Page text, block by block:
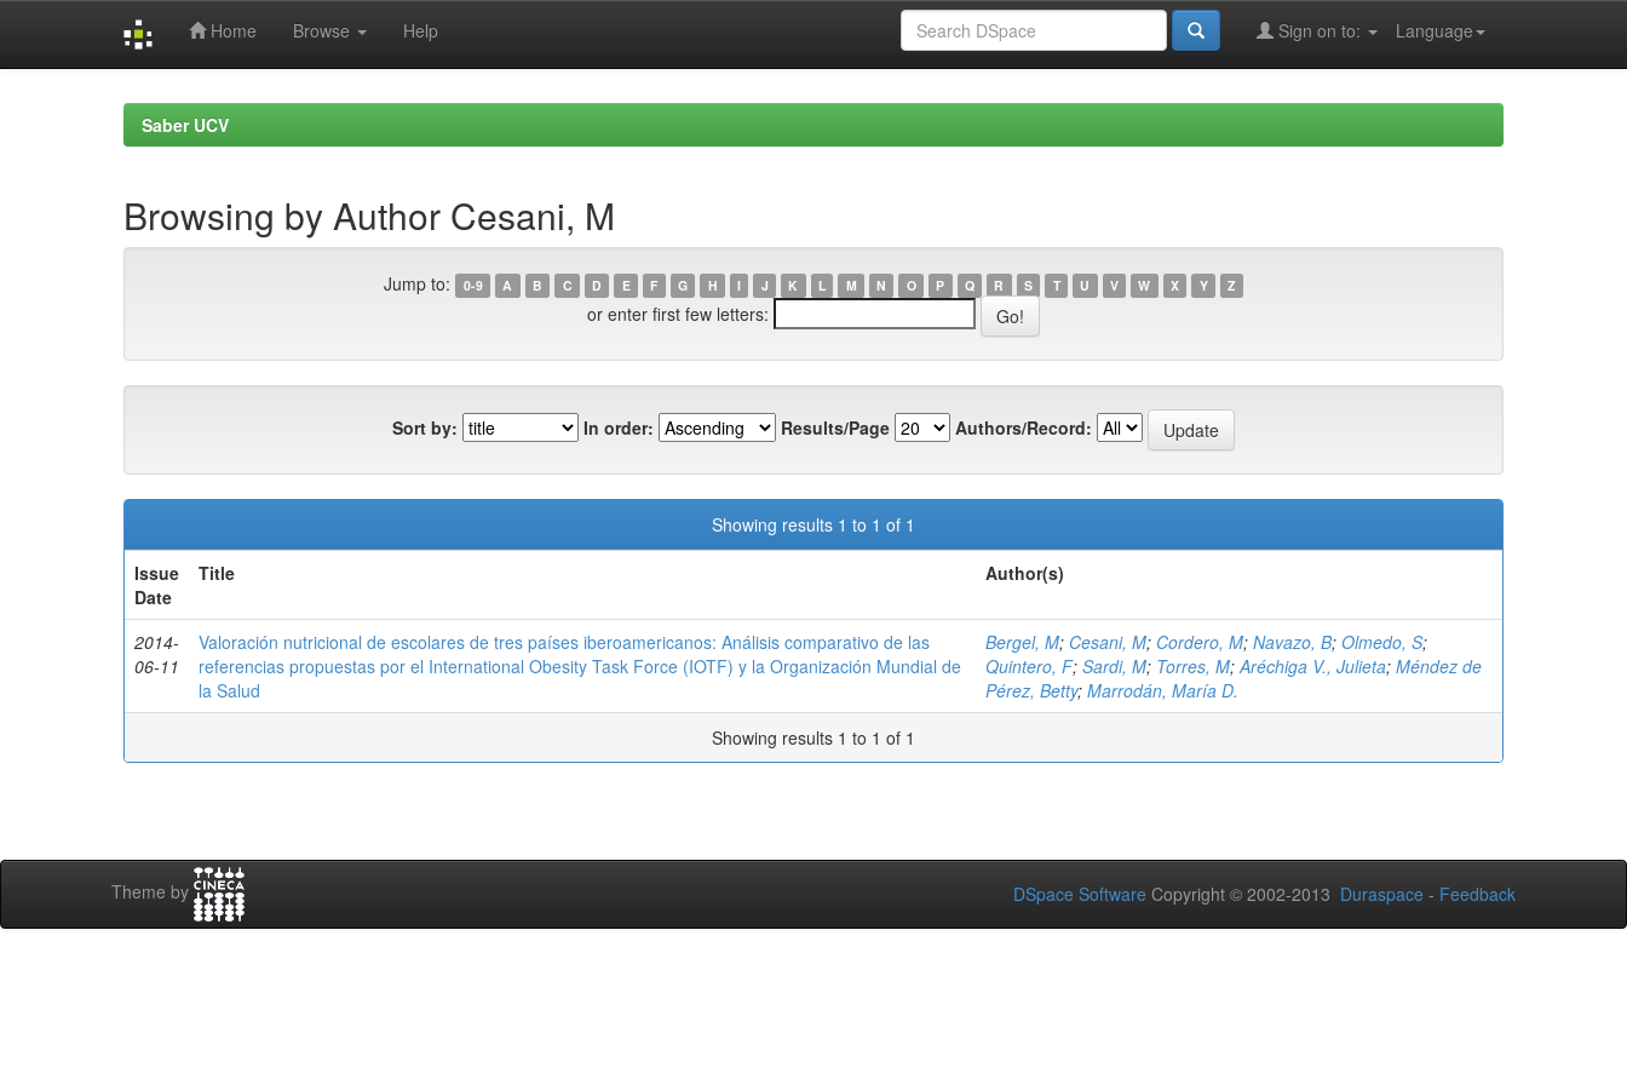
Home Browse Help Language
Sign on to:
Saber UCV
Browsing by Author Cesani, M
Jump to: 0-9 A B C D E F G H I J K L M N O P Q R S T U V W X Y Z
or enter first few letters:
Sort by: In order: Results/Page Authors/Record:
Showing results 1 to 1 of 1
Issue
Date
Title Author(s)
2014-
06-11
Valoración nutricional de escolares de tres países iberoamericanos: Análisis comparativo de las
referencias propuestas por el International Obesity Task Force (IOTF) y la Organización Mundial de
la Salud
Bergel, M; Cesani, M; Cordero, M; Navazo, B; Olmedo, S;
Quintero, F; Sardi, M; Torres, M;Aréchiga V., Julieta; Méndez de
Pérez, Betty; Marrodán, María D.
Showing results 1 to 1 of 1
Theme by DSpace Software Copyright © 2002-2013 Duraspace - Feedback